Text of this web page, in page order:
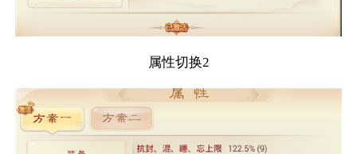
属性切换2